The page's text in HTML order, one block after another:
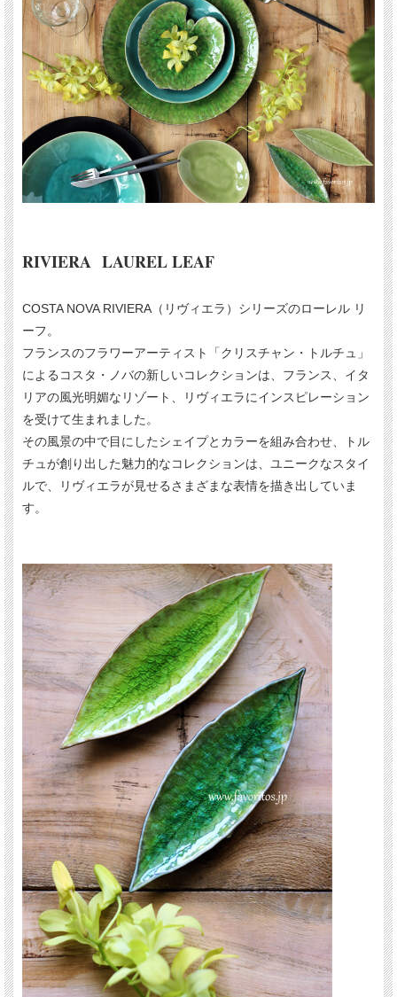
RIVIERA LAUREL LEAF
COSTA NOVA RIVIERA（リヴィエラ）シリーズのローレル リ
ーフ。
フランスのフラワーアーティスト「クリスチャン・トルチュ」
によるコスタ・ノバの新しいコレクションは、フランス、イタ
リアの風光明媚なリゾート、リヴィエラにインスピレーション
を受けて生まれました。
その風景の中で目にしたシェイプとカラーを組み合わせ、トル
チュが創り出した魅力的なコレクションは、ユニークなスタイ
ルで、リヴィエラが見せるさまざまな表情を描き出していま
す。